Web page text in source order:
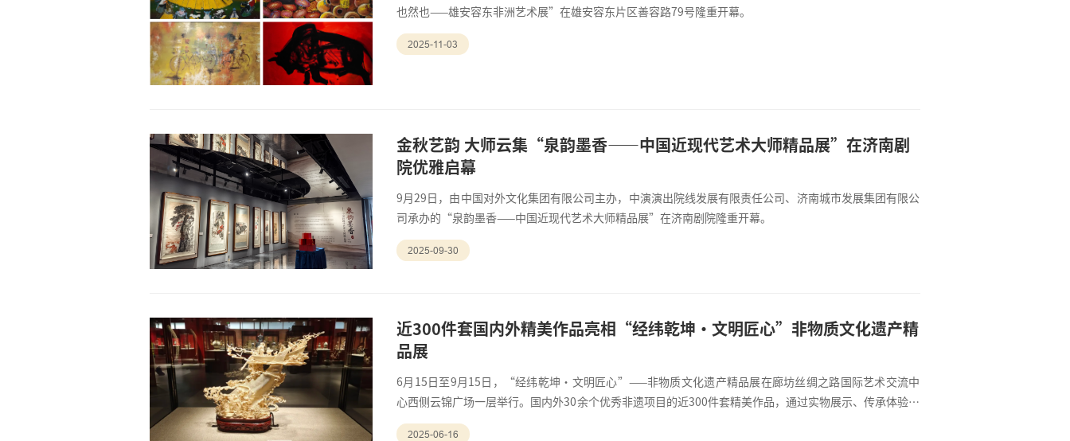
也然也——雄安容东非洲艺术展”在雄安容东片区善容路79号隆重开幕。
2025-11-03
金秋艺韵 大师云集“泉韵墨香——中国近现代艺术大师精品展”在济南剧
院优雅启幕
9月29日，由中国对外文化集团有限公司主办，中演演出院线发展有限责任公司、济南城市发展集团有限公
司承办的“泉韵墨香——中国近现代艺术大师精品展”在济南剧院隆重开幕。
2025-09-30
近300件套国内外精美作品亮相“经纬乾坤·文明匠心”非物质文化遗产精
品展
6月15日至9月15日，“经纬乾坤·文明匠心”——非物质文化遗产精品展在廊坊丝绸之路国际艺术交流中
心西侧云锦广场一层举行。国内外30余个优秀非遗项目的近300件套精美作品，通过实物展示、传承体验、
文创展销等多种形式精彩呈现。
2025-06-16